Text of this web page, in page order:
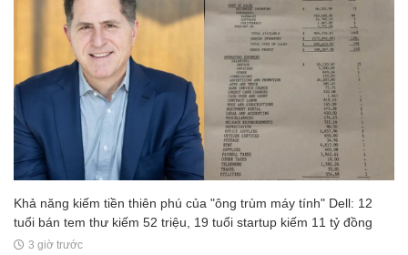
Khả năng kiếm tiền thiên phú của "ông trùm máy tính" Dell: 12
tuổi bán tem thư kiếm 52 triệu, 19 tuổi startup kiếm 11 tỷ đồng
3 giờ trước